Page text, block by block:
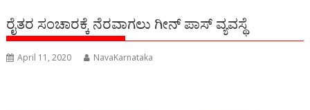
ರೈತರ ಸಂಚಾರಕ್ಕೆ ನೆರವಾಗಲು ಗೀನ್ ಪಾಸ್ ವ್ಯವಸ್ಥೆ
April 11, 2020 NavaKarnataka